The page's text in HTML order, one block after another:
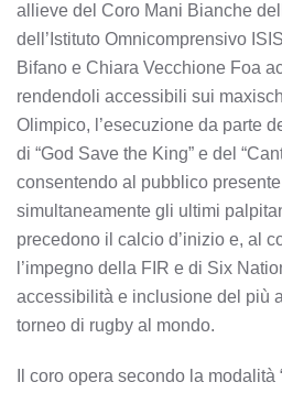
allieve del Coro Mani Bianche
dell’Istituto Omnicomprensivo
Bifano e Chiara Vecchione Foa
rendendoli accessibili sui
Olimpico, l’esecuzione da parte
di “God Save the King” e del
consentendo al pubblico
simultaneamente gli ultimi
precedono il calcio d’inizio e, al
l’impegno della FIR e di Six
accessibilità e inclusione del più
torneo di rugby al mondo.
Il coro opera secondo la modalità